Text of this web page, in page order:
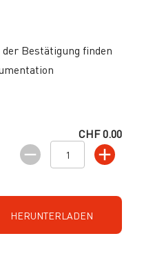
Bestätigung finden
CHF 0.00
HERUNTERLADEN